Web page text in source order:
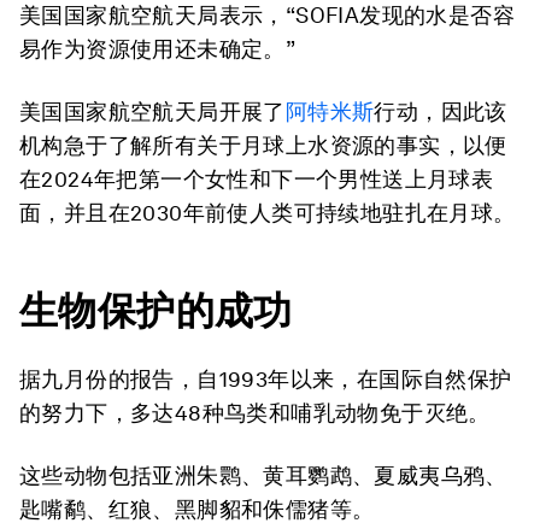
美国国家航空航天局表示，“SOFIA发现的水是否容
易作为资源使用还未确定。”
美国国家航空航天局开展了阿特米斯行动，因此该
机构急于了解所有关于月球上水资源的事实，以便
在2024年把第一个女性和下一个男性送上月球表
面，并且在2030年前使人类可持续地驻扎在月球。
生物保护的成功
据九月份的报告，自1993年以来，在国际自然保护
的努力下，多达48种鸟类和哺乳动物免于灭绝。
这些动物包括亚洲朱鹮、黄耳鹦鹉、夏威夷乌鸦、
匙嘴鹬、红狼、黑脚貂和侏儒猪等。